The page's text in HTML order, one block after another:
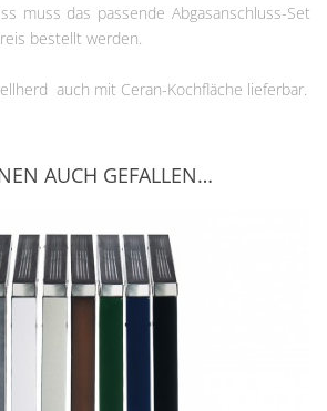
muss das passende Abgasanschluss-Set
bestellt werden.
auch mit Ceran-Kochfläche lieferbar.
AUCH GEFALLEN…